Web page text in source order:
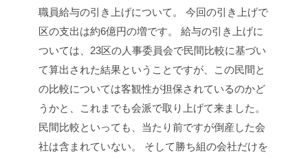
職員給与の引き上げについて。
今回の引き上げで
区の支出は約6億円の増です。
給与の引き上げに
ついては、23区の人事委員会で民間比較に基づい
て算出された結果ということですが、この民間と
の比較については客観性が担保されているのかど
うかと、これまでも会派で取り上げて来ました。
民間比較といっても、当たり前ですが倒産した会
社は含まれていない。
そして勝ち組の会社だけを